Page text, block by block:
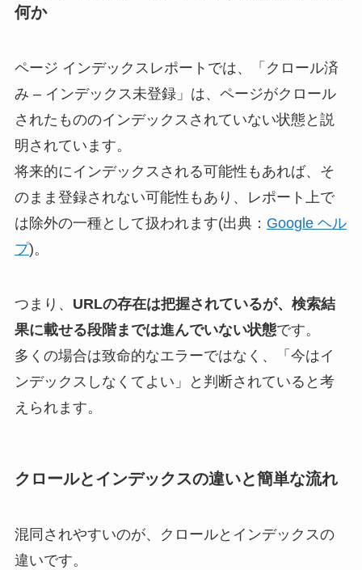
何か
ページ インデックスレポートでは、「クロール済
み – インデックス未登録」は、ページがクロール
されたもののインデックスされていない状態と説
明されています。
将来的にインデックスされる可能性もあれば、そ
のまま登録されない可能性もあり、レポート上で
は除外の一種として扱われます(出典： Google ヘル
プ)。
つまり、 URLの存在は把握されているが、検索結
果に載せる段階までは進んでいない状態です。
多くの場合は致命的なエラーではなく、「今はイ
ンデックスしなくてよい」と判断されていると考
えられます。
クロールとインデックスの違いと簡単な流れ
混同されやすいのが、クロールとインデックスの
違いです。